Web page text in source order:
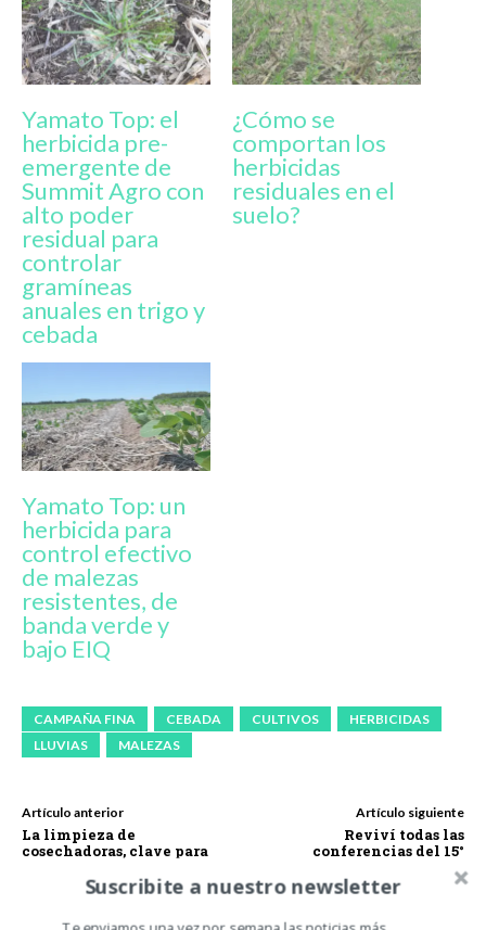
Yamato Top: el
herbicida pre-
emergente de
Summit Agro con
alto poder
residual para
controlar
gramíneas
anuales en trigo y
cebada
¿Cómo se
comportan los
herbicidas
residuales en el
suelo?
Yamato Top: un
herbicida para
control efectivo
de malezas
resistentes, de
banda verde y
bajo EIQ
CAMPAÑA FINA CEBADA CULTIVOS
HERBICIDAS
LLUVIAS
MALEZAS
Artículo anterior
La limpieza de
cosechadoras, clave para
Artículo siguiente
Reviví todas las
conferencias del 15°
Sanitarios
Suscribite a nuestro newsletter